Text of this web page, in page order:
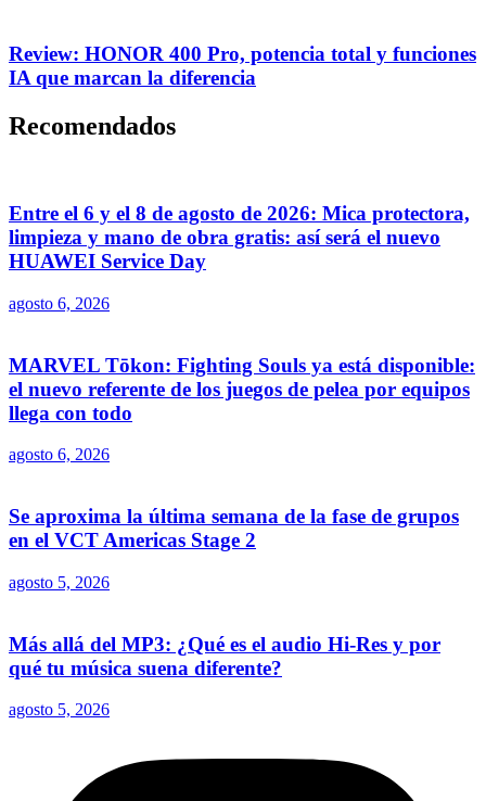
Review: HONOR 400 Pro, potencia total y funciones
IA que marcan la diferencia
Recomendados
Entre el 6 y el 8 de agosto de 2026: Mica protectora,
limpieza y mano de obra gratis: así será el nuevo
HUAWEI Service Day
agosto 6, 2026
MARVEL Tōkon: Fighting Souls ya está disponible:
el nuevo referente de los juegos de pelea por equipos
llega con todo
agosto 6, 2026
Se aproxima la última semana de la fase de grupos
en el VCT Americas Stage 2
agosto 5, 2026
Más allá del MP3: ¿Qué es el audio Hi-Res y por
qué tu música suena diferente?
agosto 5, 2026